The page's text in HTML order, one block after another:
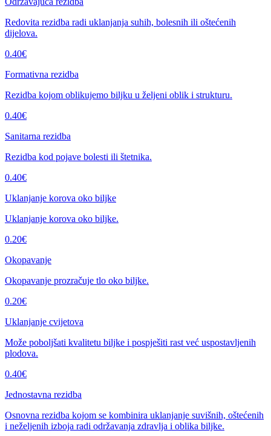
Redovita rezidba radi uklanjanja suhih, bolesnih ili oštećenih
dijelova.
0.40€
Formativna rezidba
Rezidba kojom oblikujemo biljku u željeni oblik i strukturu.
0.40€
Sanitarna rezidba
Rezidba kod pojave bolesti ili štetnika.
0.40€
Uklanjanje korova oko biljke
Uklanjanje korova oko biljke.
0.20€
Okopavanje
Okopavanje prozračuje tlo oko biljke.
0.20€
Uklanjanje cvijetova
Može poboljšati kvalitetu biljke i pospješiti rast već uspostavljenih
plodova.
0.40€
Jednostavna rezidba
Osnovna rezidba kojom se kombinira uklanjanje suvišnih, oštećenih
i neželjenih izboja radi održavanja zdravlja i oblika biljke.